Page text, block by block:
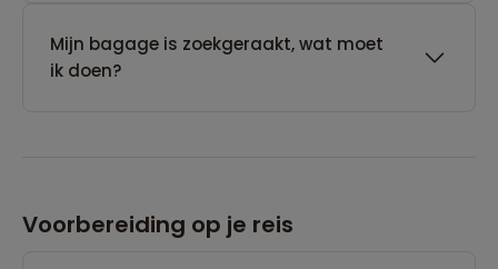
Mijn bagage is zoekgeraakt, wat moet
ik doen?
Voorbereiding op je reis